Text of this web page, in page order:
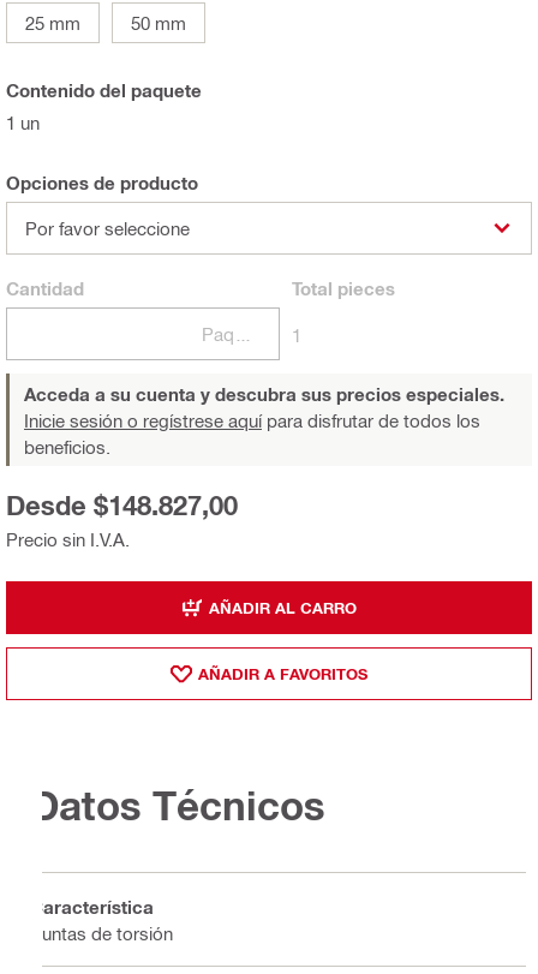
25 mm
50 mm
Contenido del paquete
1 un
Opciones de producto
Por favor seleccione
Cantidad Total pieces
1
Acceda a su cuenta y descubra sus precios especiales.
Inicie sesión o regístrese aquípara disfrutar de todos los
beneficios.
Precio sin I.V.A.
Desde $148.827,00
AÑADIR AL CARRO
AÑADIR A FAVORITOS
Datos Técnicos
Característica
Puntas de torsión